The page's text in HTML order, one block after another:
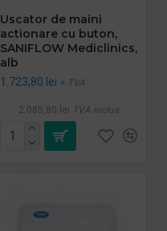
Uscator de maini
actionare cu buton,
SANIFLOW Mediclinics,
alb
1.723,80 lei + TVA
2.085,80 lei TVA inclus